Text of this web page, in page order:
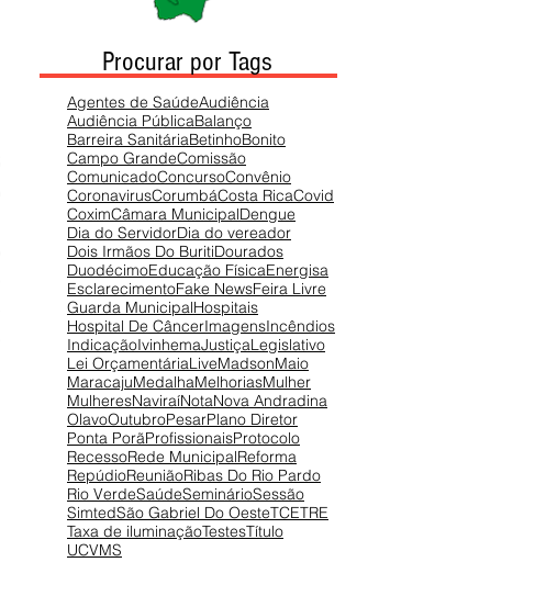
Procurar por Tags
Agentes de SaúdeAudiência
Audiência PúblicaBalanço
Barreira SanitáriaBetinhoBonito
Campo GrandeComissão
ComunicadoConcursoConvênio
CoronavirusCorumbáCosta RicaCovid
CoximCâmara MunicipalDengue
Dia do ServidorDia do vereador
Dois Irmãos Do BuritiDourados
DuodécimoEducação FísicaEnergisa
EsclarecimentoFake NewsFeira Livre
Guarda MunicipalHospitais
Hospital De CâncerImagensIncêndios
IndicaçãoIvinhemaJustiçaLegislativo
Lei OrçamentáriaLiveMadsonMaio
MaracajuMedalhaMelhoriasMulher
MulheresNaviraíNotaNova Andradina
OlavoOutubroPesarPlano Diretor
Ponta PorãProfissionaisProtocolo
RecessoRede MunicipalReforma
RepúdioReuniãoRibas Do Rio Pardo
Rio VerdeSaúdeSeminárioSessão
SimtedSão Gabriel Do OesteTCETRE
Taxa de iluminaçãoTestesTítulo
UCVMS